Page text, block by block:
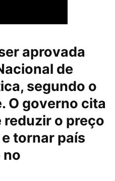
aprovada
de
segundo o
O governo cita
reduzir o preço
tornar país